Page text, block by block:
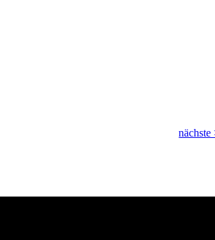
nächste